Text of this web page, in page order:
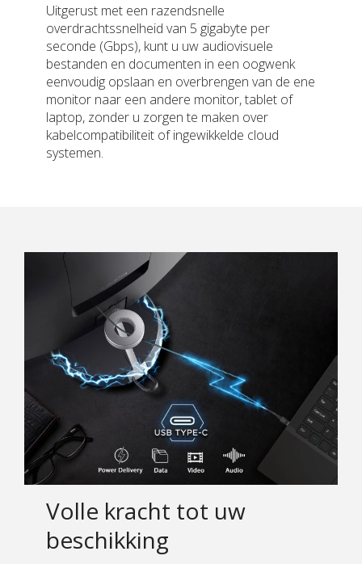
Uitgerust met een razendsnelle
overdrachtssnelheid van 5 gigabyte per
seconde (Gbps), kunt u uw audiovisuele
bestanden en documenten in een oogwenk
eenvoudig opslaan en overbrengen van de ene
monitor naar een andere monitor, tablet of
laptop, zonder u zorgen te maken over
kabelcompatibiliteit of ingewikkelde cloud
systemen.
Volle kracht tot uw
beschikking